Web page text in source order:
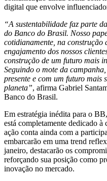
digital que envolve
“A sustentabilidade faz parte
do Banco do Brasil. Nosso
cotidianamente, na construção
engajamento dos nossos
construção de um futuro mais
Seguindo o mote da
presente e com um futuro mais
planeta”, afirma Gabriel
Banco do Brasil.
Em estratégia inédita para o
está completamente dedicado
ação conta ainda com a
embarcarão em uma trend
janeiro, destacarão os
reforçando sua posição como
inovação no mercado.